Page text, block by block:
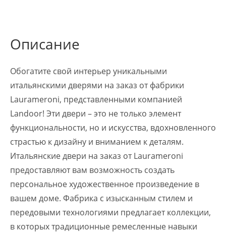
Описание
Обогатите свой интерьер уникальными
итальянскими дверями на заказ от фабрики
Laurameroni, представленными компанией
Landoor! Эти двери – это не только элемент
функциональности, но и искусства, вдохновленного
страстью к дизайну и вниманием к деталям.
Итальянские двери на заказ от Laurameroni
предоставляют вам возможность создать
персональное художественное произведение в
вашем доме. Фабрика с изысканным стилем и
передовыми технологиями предлагает коллекции,
в которых традиционные ремесленные навыки